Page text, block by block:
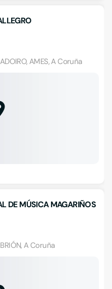
AMES, A Coruña
DE MÚSICA MAGARIÑOS
A Coruña